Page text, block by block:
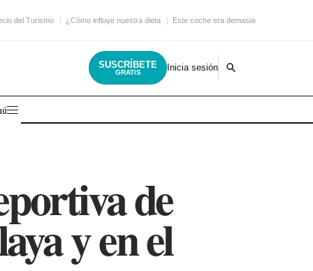
del Turismo ¿Cómo influye nuestra dieta Este coche era demasiado
SUSCRÍBETE
GRATIS Inicia sesión
de
y en el